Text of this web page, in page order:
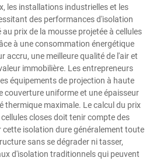
les installations industrielles et les
des performances d'isolation
au prix de la mousse projetée à cellules
à une consommation énergétique
accru, une meilleure qualité de l'air et
immobilière. Les entrepreneurs
équipements de projection à haute
couverture uniforme et une épaisseur
thermique maximale. Le calcul du prix
closes doit tenir compte des
isolation dure généralement toute
sans se dégrader ni tasser,
d'isolation traditionnels qui peuvent